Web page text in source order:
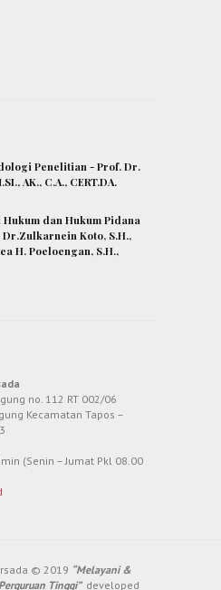
Penelitian - Prof. Dr.
AK., C.A., CERT.DA.
dan Hukum Pidana
Koto, S.H.,
H. Poeloengan, S.H.,
no. 112 RT 002/06
Kecamatan Tapos –
(Senin – Jumat Pkl 08.00
© 2019 “Melayani &
Tinggi” developed